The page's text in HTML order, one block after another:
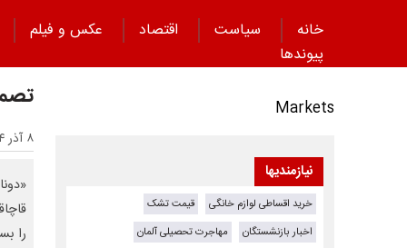
خانه سیاست اقتصاد
عکس و فیلم
پیوند‌ها
۸ آذر ۱۴۰۴ - ۱۷:۳۲
را
Markets
نیازمندیها
خرید اقساطی لوازم خانگی
قیمت تشک
اخبار بازنشستگان
مهاجرت تحصیلی آلمان